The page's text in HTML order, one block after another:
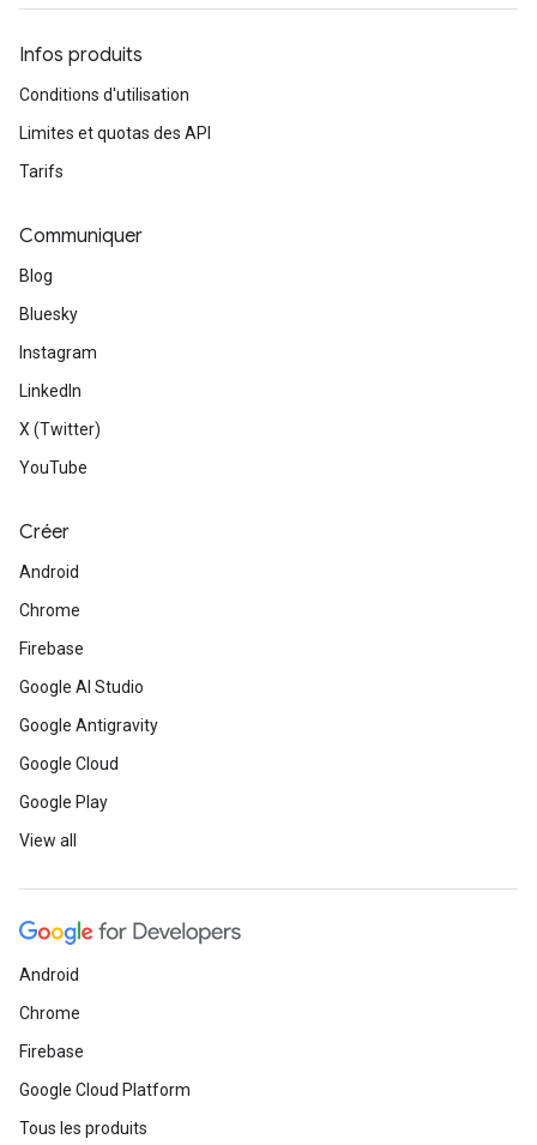
Infos produits
Conditions d'utilisation
Limites et quotas des API
Tarifs
Communiquer
Blog
Bluesky
Instagram
LinkedIn
X (Twitter)
YouTube
Créer
Android
Chrome
Firebase
Google AI Studio
Google Antigravity
Google Cloud
Google Play
View all
Android
Chrome
Firebase
Google Cloud Platform
Tous les produits